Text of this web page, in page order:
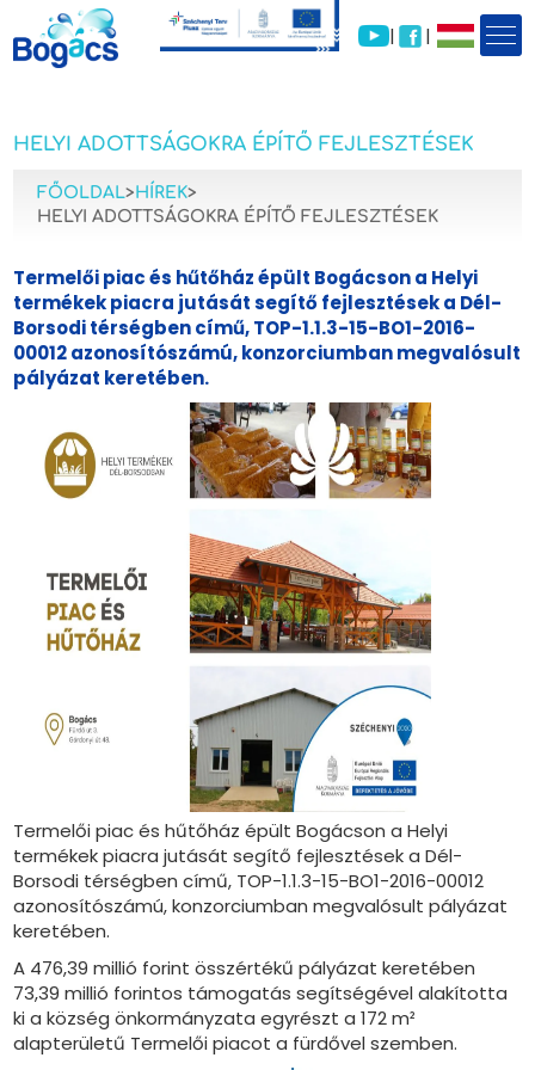
| |
HELYI ADOTTSÁGOKRA ÉPÍTŐ FEJLESZTÉSEK
FŐOLDAL>HÍREK>
HELYI ADOTTSÁGOKRA ÉPÍTŐ FEJLESZTÉSEK
Termelői piac és hűtőház épült Bogácson a Helyi
termékek piacra jutását segítő fejlesztések a Dél-
Borsodi térségben című, TOP-1.1.3-15-BO1-2016-
00012 azonosítószámú, konzorciumban megvalósult
pályázat keretében.
Termelői piac és hűtőház épült Bogácson a Helyi
termékek piacra jutását segítő fejlesztések a Dél-
Borsodi térségben című, TOP-1.1.3-15-BO1-2016-00012
azonosítószámú, konzorciumban megvalósult pályázat
keretében.
A 476,39 millió forint összértékű pályázat keretében
73,39 millió forintos támogatás segítségével alakította
ki a község önkormányzata egyrészt a 172 m²
alapterületű Termelői piacot a fürdővel szemben.